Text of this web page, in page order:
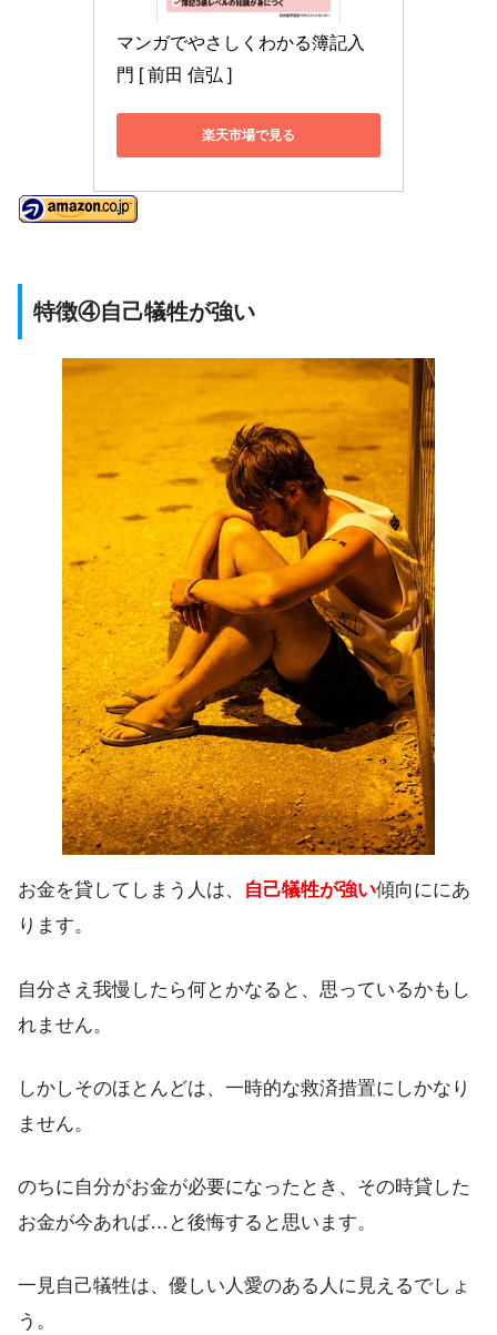
マンガでやさしくわかる簿記入
門 [ 前田 信弘 ]
楽天市場で見る
特徴④自己犠牲が強い
お金を貸してしまう人は、 自己犠牲が強い傾向ににあ
ります。
自分さえ我慢したら何とかなると、思っているかもし
れません。
しかしそのほとんどは、一時的な救済措置にしかなり
ません。
のちに自分がお金が必要になったとき、その時貸した
お金が今あれば…と後悔すると思います。
一見自己犠牲は、優しい人愛のある人に見えるでしょ
う。